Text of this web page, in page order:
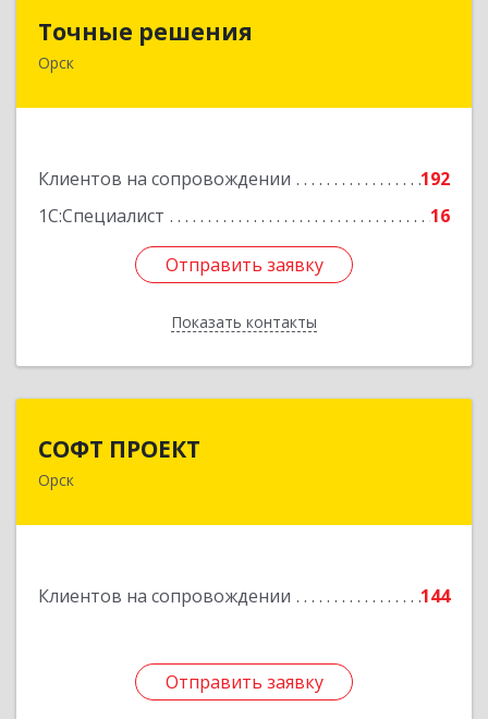
Точные решения
Орск
Клиентов на сопровождении
192
1С:Специалист
16
Отправить заявку
Показать контакты
Подробнее
Отправить заявку
Назад
СОФТ ПРОЕКТ
Орск
Клиентов на сопровождении 144
Отправить заявку
Отправить заявку